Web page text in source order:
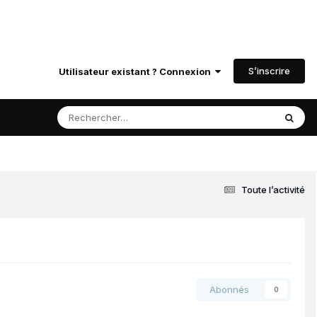
Utilisateur existant ? Connexion S’inscrire
Toute l’activité
Abonnés 0